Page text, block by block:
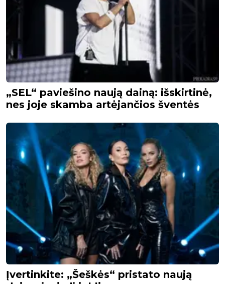
„SEL“ paviešino naują dainą: išskirtinė,
nes joje skamba artėjančios šventės
Įvertinkite: „Šeškės“ pristato naują